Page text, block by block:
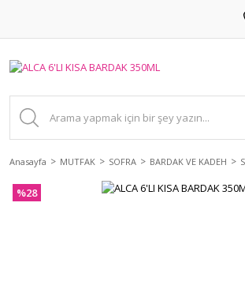
Anasayfa MUTFAK SOFRA BARDAK VE KADEH
%28